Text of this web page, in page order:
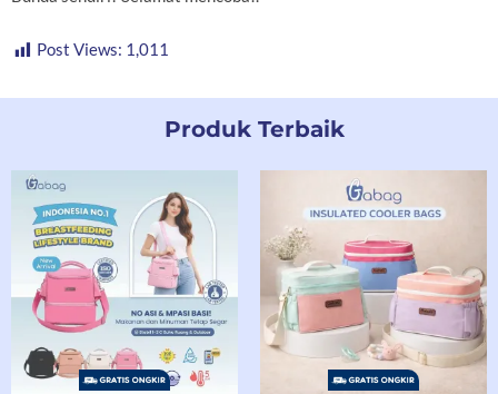
Post Views: 1,011
Produk Terbaik